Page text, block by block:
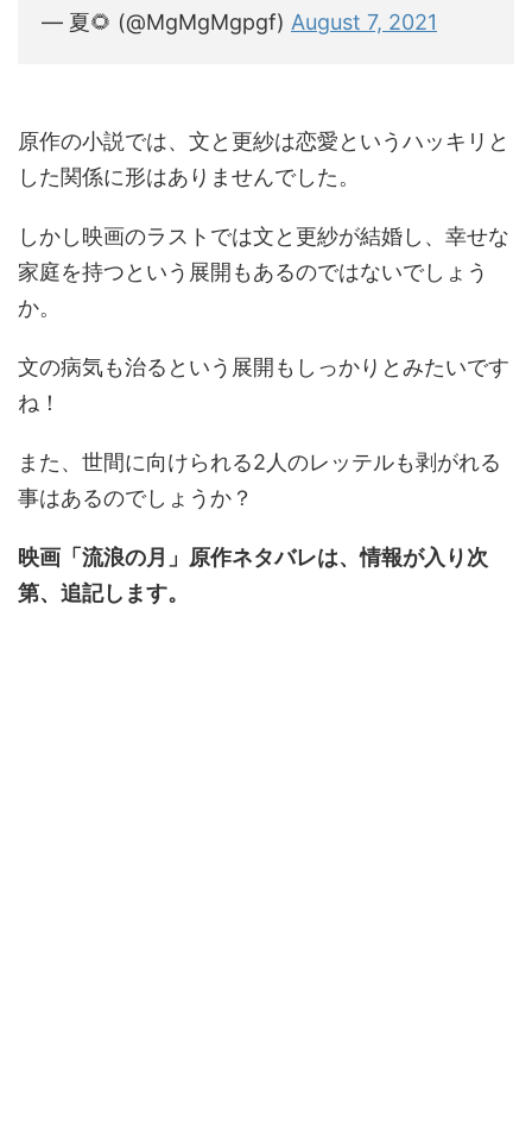
— 夏🌻 (@MgMgMgpgf) August 7, 2021
原作の小説では、文と更紗は恋愛というハッキリと
した関係に形はありませんでした。
しかし映画のラストでは文と更紗が結婚し、幸せな
家庭を持つという展開もあるのではないでしょう
か。
文の病気も治るという展開もしっかりとみたいです
ね！
また、世間に向けられる2人のレッテルも剥がれる
事はあるのでしょうか？
映画「流浪の月」原作ネタバレは、情報が入り次
第、追記します。